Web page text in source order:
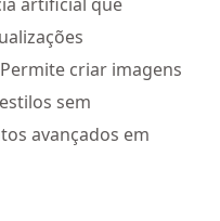
criar imagens
sem
avançados em